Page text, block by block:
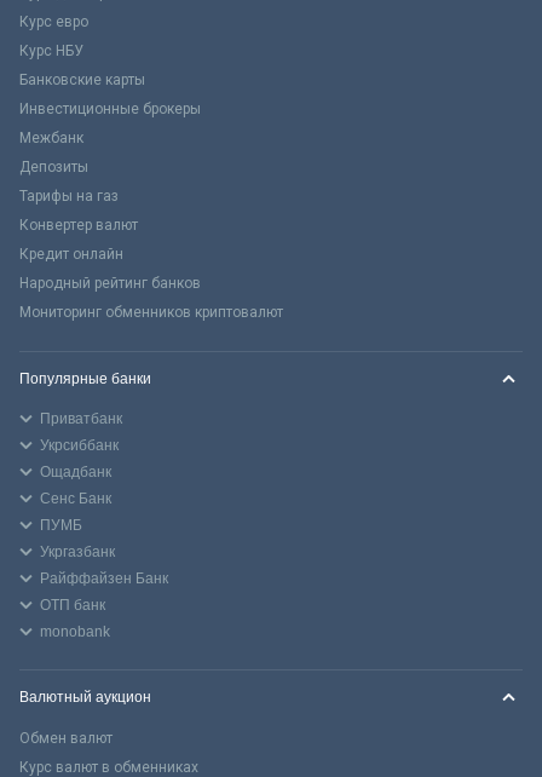
Курс евро
Курс НБУ
Банковские карты
Инвестиционные брокеры
Межбанк
Депозиты
Тарифы на газ
Конвертер валют
Кредит онлайн
Народный рейтинг банков
Мониторинг обменников криптовалют
Популярные банки
Приватбанк
Укрсиббанк
Ощадбанк
Сенс Банк
ПУМБ
Укргазбанк
Райффайзен Банк
ОТП банк
monobank
Валютный аукцион
Обмен валют
Курс валют в обменниках